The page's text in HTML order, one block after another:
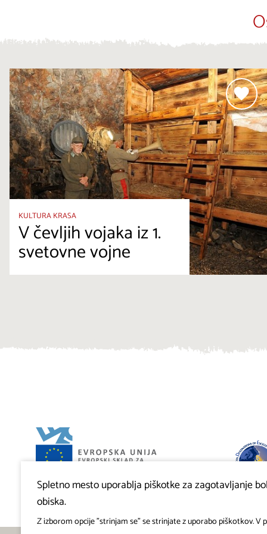
KULTURA KRASA
V čevljih vojaka iz 1.
svetovne vojne
Projekt Visitkras. Naložbo sofinancirata Republika
Slovenija in Evropska unija iz Evropskega sklada za
regionalni razvoj.
Spletno mesto uporablja piškotke za zagotavljanje
obiska.
Z izborom opcije "strinjam se" se strinjate z uporabo piškotkov. V